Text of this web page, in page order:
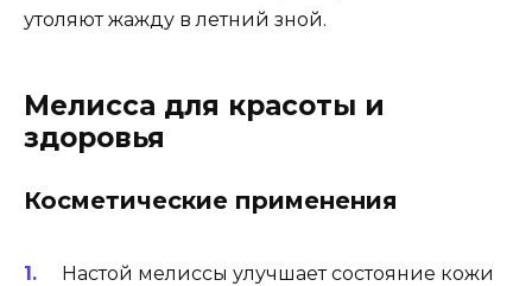
утоляют жажду в летний зной.
Мелисса для красоты и
здоровья
Косметические применения
Настой мелиссы улучшает состояние кожи